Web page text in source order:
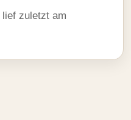
lief zuletzt am